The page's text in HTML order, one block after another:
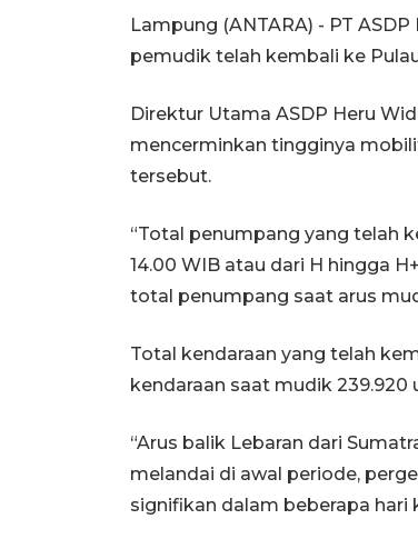
Lampung (ANTARA) - PT
pemudik telah kembali ke
Direktur Utama ASDP Heru
mencerminkan tingginya
tersebut.
“Total penumpang yang telah
14.00 WIB atau dari H hingga
total penumpang saat arus
Total kendaraan yang telah
kendaraan saat mudik 239.920
“Arus balik Lebaran dari
melandai di awal periode,
signifikan dalam beberapa hari